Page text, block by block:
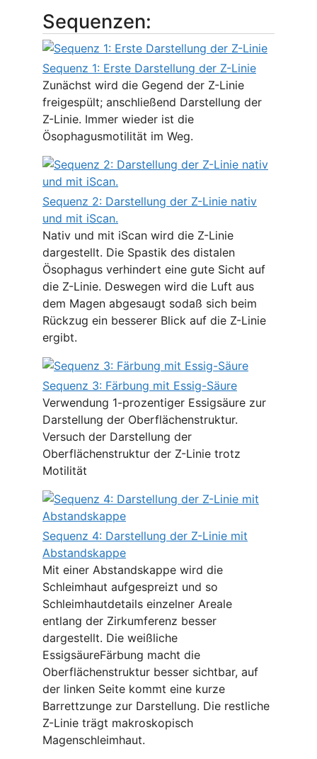
Sequenzen:
Sequenz 1: Erste Darstellung der Z-Linie
Zunächst wird die Gegend der Z-Linie
freigespült; anschließend Darstellung der
Z-Linie. Immer wieder ist die
Ösophagusmotilität im Weg.
Sequenz 2: Darstellung der Z-Linie nativ
und mit iScan.
Nativ und mit iScan wird die Z-Linie
dargestellt. Die Spastik des distalen
Ösophagus verhindert eine gute Sicht auf
die Z-Linie. Deswegen wird die Luft aus
dem Magen abgesaugt sodaß sich beim
Rückzug ein besserer Blick auf die Z-Linie
ergibt.
Sequenz 3: Färbung mit Essig-Säure
Verwendung 1-prozentiger Essigsäure zur
Darstellung der Oberflächenstruktur.
Versuch der Darstellung der
Oberflächenstruktur der Z-Linie trotz
Motilität
Sequenz 4: Darstellung der Z-Linie mit
Abstandskappe
Mit einer Abstandskappe wird die
Schleimhaut aufgespreizt und so
Schleimhautdetails einzelner Areale
entlang der Zirkumferenz besser
dargestellt. Die weißliche
EssigsäureFärbung macht die
Oberflächenstruktur besser sichtbar, auf
der linken Seite kommt eine kurze
Barrettzunge zur Darstellung. Die restliche
Z-Linie trägt makroskopisch
Magenschleimhaut.